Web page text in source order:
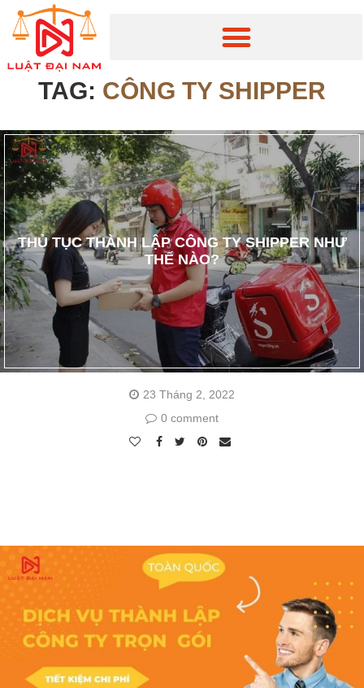
TAG: CÔNG TY SHIPPER
THỦ TỤC THÀNH LẬP CÔNG TY SHIPPER NHƯ
THẾ NÀO?
23 Tháng 2, 2022
0 comment